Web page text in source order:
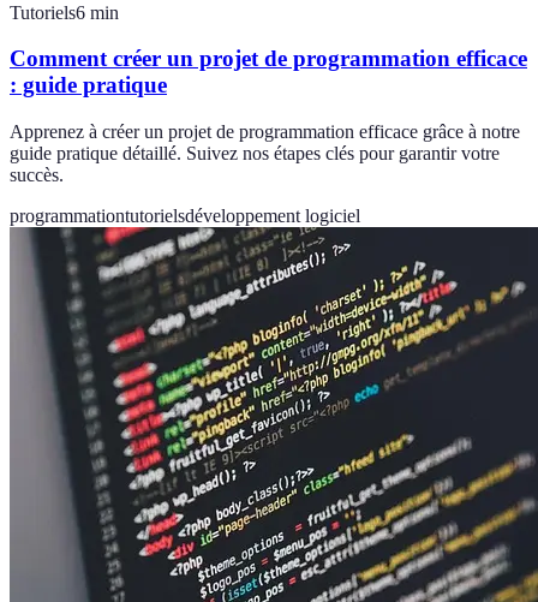
Tutoriels6 min
Comment créer un projet de programmation efficace
: guide pratique
Apprenez à créer un projet de programmation efficace grâce à notre
guide pratique détaillé. Suivez nos étapes clés pour garantir votre
succès.
programmationtutorielsdéveloppement logiciel